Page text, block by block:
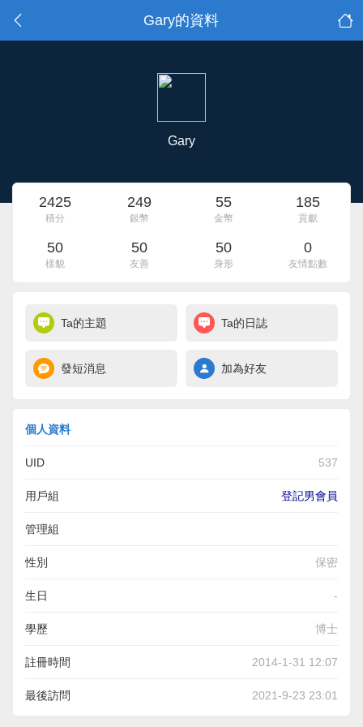
Gary的資料
Gary
2425
積分
249
銀幣
55
金幣
185
貢獻
50
樣貌
50
友善
50
身形
0
友情點數
Ta的主題 Ta的日誌
發短消息 加為好友
個人資料
UID 537
用戶組 登記男會員
管理組
性別 保密
生日 -
學歷 博士
註冊時間 2014-1-31 12:07
最後訪問 2021-9-23 23:01